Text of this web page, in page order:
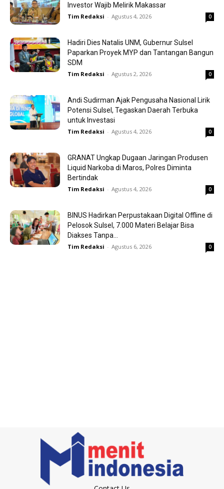
Investor Wajib Melirik Makassar
Tim Redaksi - Agustus 4, 2026 0
Hadiri Dies Natalis UNM, Gubernur Sulsel
Paparkan Proyek MYP dan Tantangan Bangun
SDM
Tim Redaksi - Agustus 2, 2026 0
Andi Sudirman Ajak Pengusaha Nasional Lirik
Potensi Sulsel, Tegaskan Daerah Terbuka
untuk Investasi
Tim Redaksi - Agustus 4, 2026 0
GRANAT Ungkap Dugaan Jaringan Produsen
Liquid Narkoba di Maros, Polres Diminta
Bertindak
Tim Redaksi - Agustus 4, 2026 0
BINUS Hadirkan Perpustakaan Digital Offline di
Pelosok Sulsel, 7.000 Materi Belajar Bisa
Diakses Tanpa...
Tim Redaksi - Agustus 6, 2026 0